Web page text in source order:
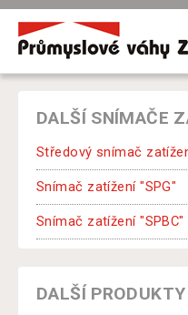
DALŠÍ SNÍMAČE
Středový snímač
Snímač zatížení "SPG"
Snímač zatížení "SPBC"
DALŠÍ PRODUKTY